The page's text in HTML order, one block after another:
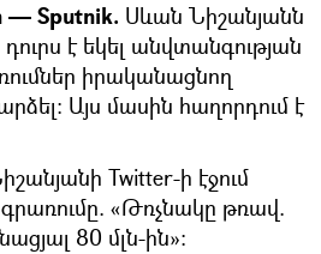
— Sputnik. Սևան Նիշանյանն
է եկել անվտանգության
իրականացնող
Այս մասին հաղորդում է
Twitter-ի էջում
գրառումը. «Թռչնակը թռավ.
80 մլն-ին»: